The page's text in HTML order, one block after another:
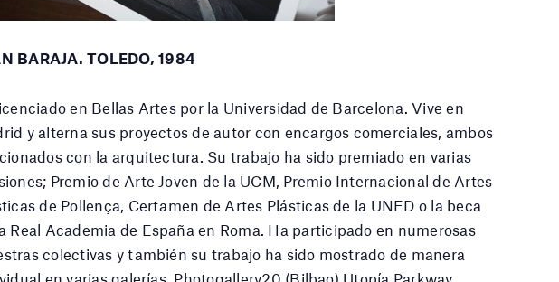
BARAJA. TOLEDO, 1984
en Bellas Artes por la Universidad de Barcelona. Vive en
y alterna sus proyectos de autor con encargos comerciales, ambos
con la arquitectura. Su trabajo ha sido premiado en varias
Premio de Arte Joven de la UCM, Premio Internacional de Artes
de Pollença, Certamen de Artes Plásticas de la UNED o la beca
Real Academia de España en Roma. Ha participado en numerosas
colectivas y también su trabajo ha sido mostrado de manera